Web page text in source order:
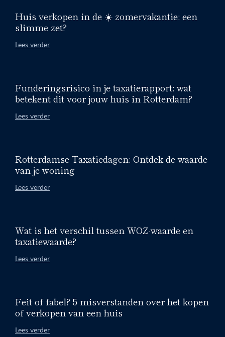
Huis verkopen in de ☀️ zomervakantie: een
slimme zet?
Lees verder
Funderingsrisico in je taxatierapport: wat
betekent dit voor jouw huis in Rotterdam?
Lees verder
Rotterdamse Taxatiedagen: Ontdek de waarde
van je woning
Lees verder
Wat is het verschil tussen WOZ-waarde en
taxatiewaarde?
Lees verder
Feit of fabel? 5 misverstanden over het kopen
of verkopen van een huis
Lees verder